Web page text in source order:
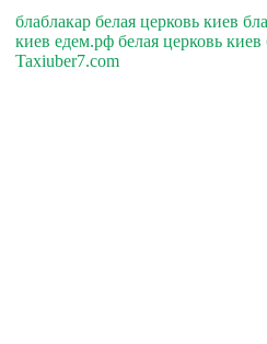
блаблакар белая церковь киев
киев едем.рф белая церковь киев
Taxiuber7.com